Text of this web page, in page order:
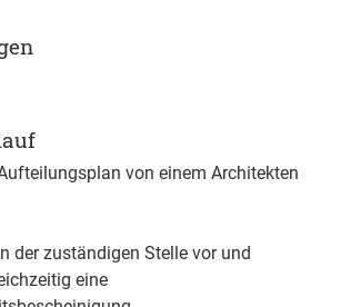
von einem Architekten
der zuständigen Stelle vor und
eine